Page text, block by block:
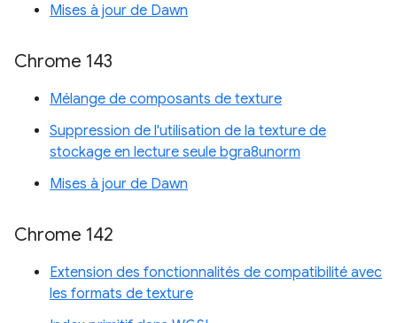
Mises à jour de Dawn
Chrome 143
Mélange de composants de texture
Suppression de l'utilisation de la texture de
stockage en lecture seule bgra8unorm
Mises à jour de Dawn
Chrome 142
Extension des fonctionnalités de compatibilité avec
les formats de texture